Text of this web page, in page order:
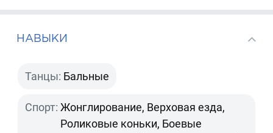
НАВЫКИ
Танцы: Бальные
Спорт: Жонглирование, Верховая езда,
Роликовые коньки, Боевые